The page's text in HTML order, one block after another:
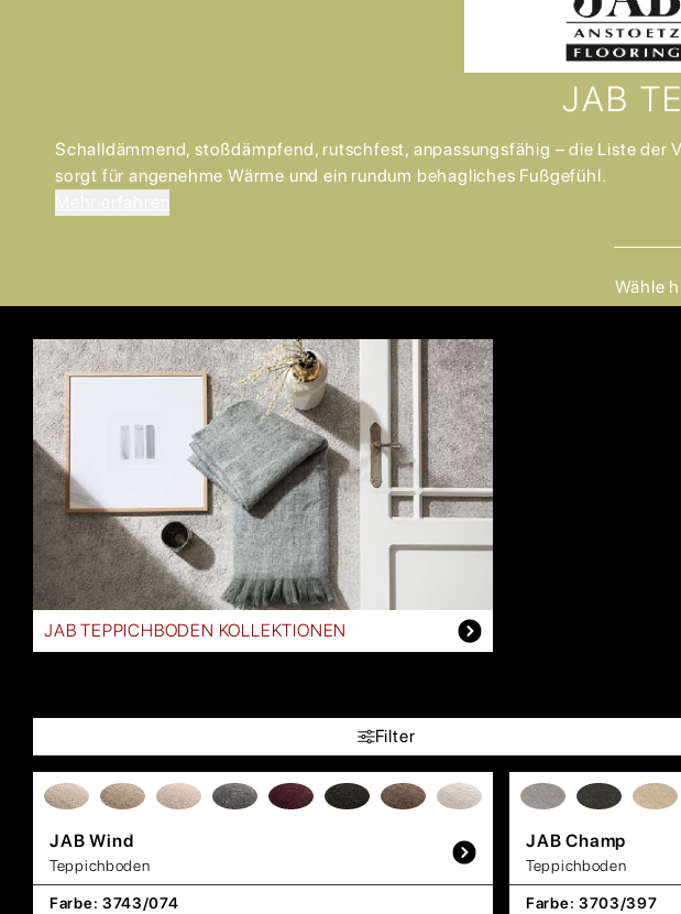
JAB
Schalldämmend, stoßdämpfend, rutschfest, anpassungsfähig – die Liste der
sorgt für angenehme Wärme und ein rundum behagliches Fußgefühl.
Wähle
JAB TEPPICHBODEN KOLLEKTIONEN
Filter
JABWind
Teppichboden
Farbe: 3743/074
JABChamp
Teppichboden
Farbe: 3703/397